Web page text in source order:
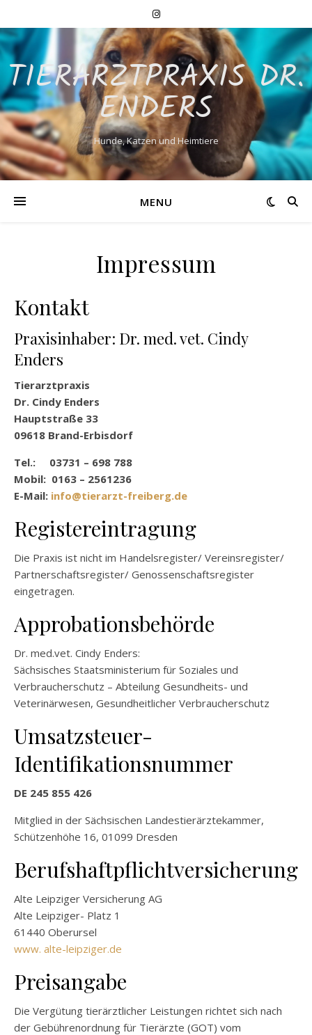
TIERARZTPRAXIS DR.
ENDERS
Hunde, Katzen und Heimtiere
MENU
Impressum
Kontakt
Praxisinhaber: Dr. med. vet. Cindy
Enders
Tierarztpraxis
Dr. Cindy Enders
Hauptstraße 33
09618 Brand-Erbisdorf
Tel.: 03731 – 698 788
Mobil: 0163 – 2561236
E-Mail: info@tierarzt-freiberg.de
Registereintragung
Die Praxis ist nicht im Handelsregister/ Vereinsregister/
Partnerschaftsregister/ Genossenschaftsregister
eingetragen.
Approbationsbehörde
Dr. med.vet. Cindy Enders:
Sächsisches Staatsministerium für Soziales und
Verbraucherschutz – Abteilung Gesundheits- und
Veterinärwesen, Gesundheitlicher Verbraucherschutz
Umsatzsteuer-
Identifikationsnummer
DE 245 855 426
Mitglied in der Sächsischen Landestierärztekammer,
Schützenhöhe 16, 01099 Dresden
Berufshaftpflichtversicherung
Alte Leipziger Versicherung AG
Alte Leipziger- Platz 1
61440 Oberursel
www. alte-leipziger.de
Preisangabe
Die Vergütung tierärztlicher Leistungen richtet sich nach
der Gebührenordnung für Tierärzte (GOT) vom